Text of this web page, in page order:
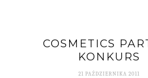
COSMETICS
KONKURS
21 PAŹDZIERNIKA 2011